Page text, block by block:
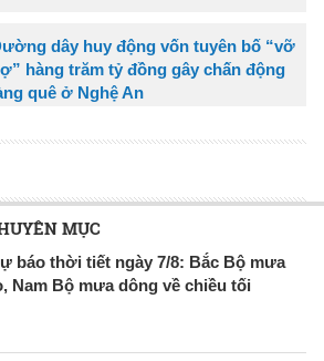
dây huy động vốn tuyên bố “vỡ
hàng trăm tỷ đồng gây chấn động
quê ở Nghệ An
MỤC
báo thời tiết ngày 7/8: Bắc Bộ mưa
Nam Bộ mưa dông về chiều tối